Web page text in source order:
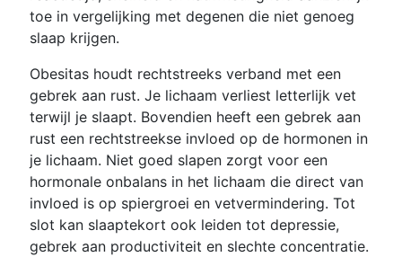
toe in vergelijking met degenen die niet genoeg
slaap krijgen.
Obesitas houdt rechtstreeks verband met een
gebrek aan rust. Je lichaam verliest letterlijk vet
terwijl je slaapt. Bovendien heeft een gebrek aan
rust een rechtstreekse invloed op de hormonen in
je lichaam. Niet goed slapen zorgt voor een
hormonale onbalans in het lichaam die direct van
invloed is op spiergroei en vetvermindering. Tot
slot kan slaaptekort ook leiden tot depressie,
gebrek aan productiviteit en slechte concentratie.